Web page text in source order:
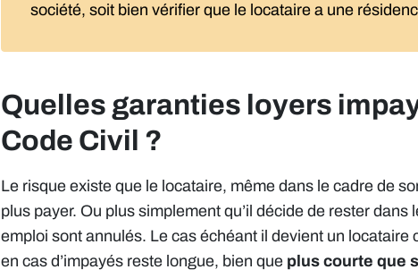
société, soit bien vérifier que le locataire a une
Quelles garanties loyers
Code Civil ?
Le risque existe que le locataire, même dans le cadre de
plus payer. Ou plus simplement qu’il décide de rester
emploi sont annulés. Le cas échéant il devient un locataire
en cas d’impayés reste longue, bien que plus courte que